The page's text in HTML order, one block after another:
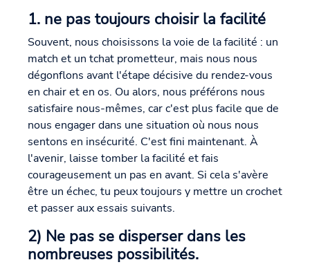
1. ne pas toujours choisir la facilité
Souvent, nous choisissons la voie de la facilité : un
match et un tchat prometteur, mais nous nous
dégonflons avant l'étape décisive du rendez-vous
en chair et en os. Ou alors, nous préférons nous
satisfaire nous-mêmes, car c'est plus facile que de
nous engager dans une situation où nous nous
sentons en insécurité. C'est fini maintenant. À
l'avenir, laisse tomber la facilité et fais
courageusement un pas en avant. Si cela s'avère
être un échec, tu peux toujours y mettre un crochet
et passer aux essais suivants.
2) Ne pas se disperser dans les
nombreuses possibilités.